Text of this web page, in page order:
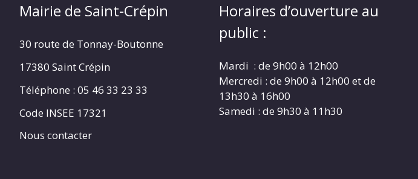
Mairie de Saint-Crépin
30 route de Tonnay-Boutonne
17380 Saint Crépin
Téléphone : 05 46 33 23 33
Code INSEE 17321
Nous contacter
Horaires d’ouverture au
public :
Mardi : de 9h00 à 12h00
Mercredi : de 9h00 à 12h00 et de
13h30 à 16h00
Samedi : de 9h30 à 11h30